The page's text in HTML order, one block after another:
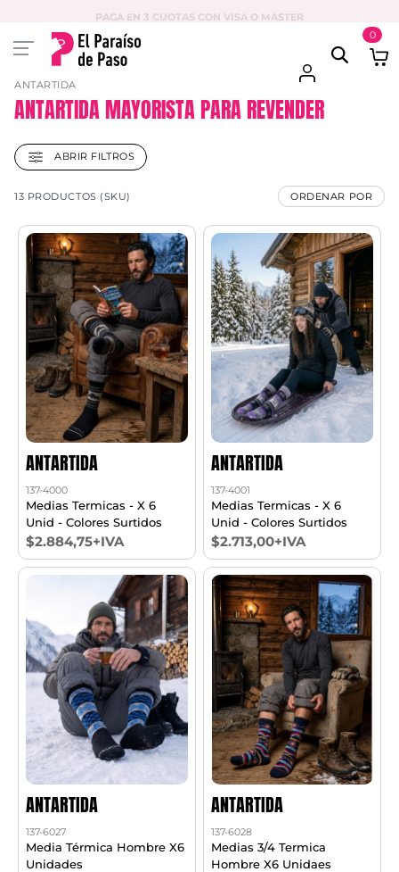
PAGA EN 3 CUOTAS CON VISA O MASTER
0
ANTARTIDA
ANTARTIDA MAYORISTA PARA REVENDER
ABRIR FILTROS
13 PRODUCTOS (SKU) ORDENAR POR
ANTARTIDA
137-4000
Medias Termicas - X 6
Unid - Colores Surtidos
$2.884,75+IVA
ANTARTIDA
137-4001
Medias Termicas - X 6
Unid - Colores Surtidos
$2.713,00+IVA
ANTARTIDA
137-6027
Media Térmica Hombre X6
Unidades
ANTARTIDA
137-6028
Medias 3/4 Termica
Hombre X6 Unidaes